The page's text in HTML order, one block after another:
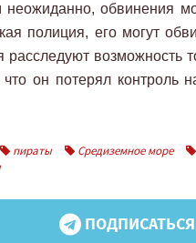
неожиданно, обвинения
полиция, его могут
расследуют возможность
что он потерял контроль
пираты Средиземное море